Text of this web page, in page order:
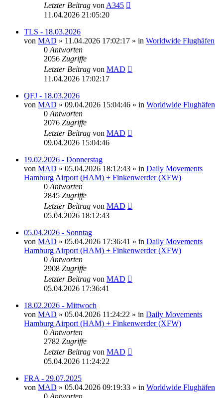
Letzter Beitrag von A345
11.04.2026 21:05:20
TLS - 18.03.2026
von MAD » 11.04.2026 17:02:17 » in Worldwide Flughäfen
0 Antworten
2056 Zugriffe
Letzter Beitrag von MAD
11.04.2026 17:02:17
QFJ - 18.03.2026
von MAD » 09.04.2026 15:04:46 » in Worldwide Flughäfen
0 Antworten
2076 Zugriffe
Letzter Beitrag von MAD
09.04.2026 15:04:46
19.02.2026 - Donnerstag
von MAD » 05.04.2026 18:12:43 » in Daily Movements
Hamburg Airport (HAM) + Finkenwerder (XFW)
0 Antworten
2845 Zugriffe
Letzter Beitrag von MAD
05.04.2026 18:12:43
05.04.2026 - Sonntag
von MAD » 05.04.2026 17:36:41 » in Daily Movements
Hamburg Airport (HAM) + Finkenwerder (XFW)
0 Antworten
2908 Zugriffe
Letzter Beitrag von MAD
05.04.2026 17:36:41
18.02.2026 - Mittwoch
von MAD » 05.04.2026 11:24:22 » in Daily Movements
Hamburg Airport (HAM) + Finkenwerder (XFW)
0 Antworten
2782 Zugriffe
Letzter Beitrag von MAD
05.04.2026 11:24:22
FRA - 29.07.2025
von MAD » 05.04.2026 09:19:33 » in Worldwide Flughäfen
0 Antworten